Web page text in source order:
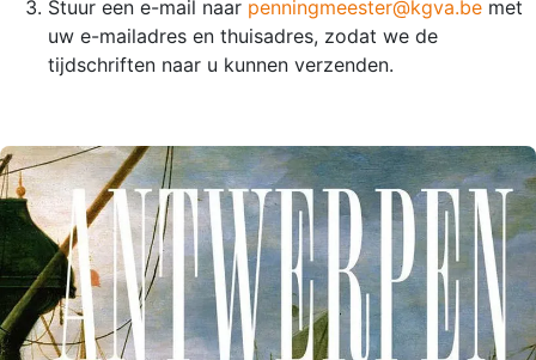
Stuur een e-mail naar penningmeester@kgva.be met
uw e-mailadres en thuisadres, zodat we de
tijdschriften naar u kunnen verzenden.